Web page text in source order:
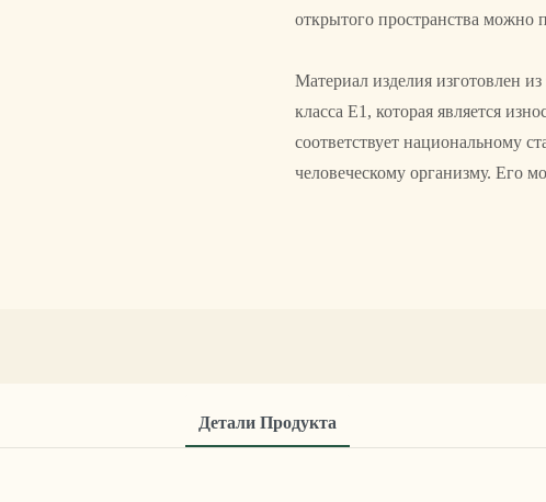
открытого пространства можно
Материал изделия изготовлен
класса Е1, которая является
соответствует национальному
человеческому организму. Его
Детали Продукта